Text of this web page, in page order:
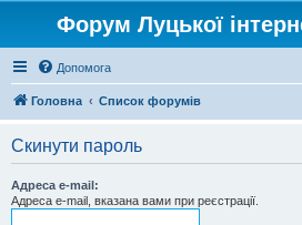
Форум Луцької
Допомога
Головна Список форумів
Скинути пароль
Адреса e-mail:
Адреса e-mail, вказана вами при реєстрації.